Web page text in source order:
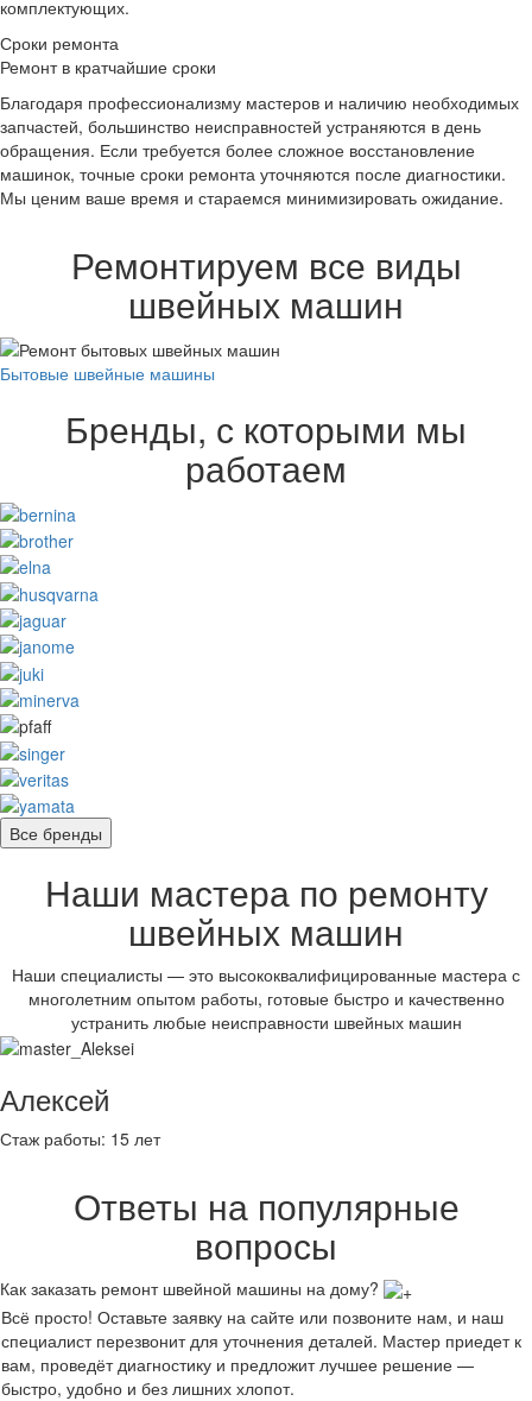
комплектующих.
Сроки ремонта
Ремонт в кратчайшие сроки
Благодаря профессионализму мастеров и наличию необходимых
запчастей, большинство неисправностей устраняются в день
обращения. Если требуется более сложное восстановление
машинок, точные сроки ремонта уточняются после диагностики.
Мы ценим ваше время и стараемся минимизировать ожидание.
Ремонтируем все виды
швейных машин
Бытовые швейные машины
Бренды, с которыми мы
работаем
Все бренды
Наши мастера по ремонту
швейных машин
Наши специалисты — это высококвалифицированные мастера с
многолетним опытом работы, готовые быстро и качественно
устранить любые неисправности швейных машин
Алексей
Стаж работы: 15 лет
Ответы на популярные
вопросы
Как заказать ремонт швейной машины на дому?
Всё просто! Оставьте заявку на сайте или позвоните нам, и наш
специалист перезвонит для уточнения деталей. Мастер приедет к
вам, проведёт диагностику и предложит лучшее решение —
быстро, удобно и без лишних хлопот.